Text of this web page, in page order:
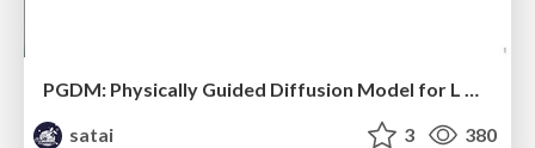
PGDM: Physically Guided Diffusion Model for L Downscaling
satai
3 380